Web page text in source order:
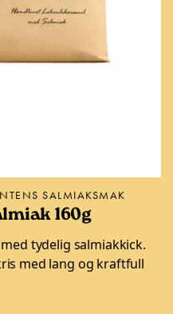
SALMIAKSMAK
160g
tydelig salmiakkick.
med lang og kraftfull